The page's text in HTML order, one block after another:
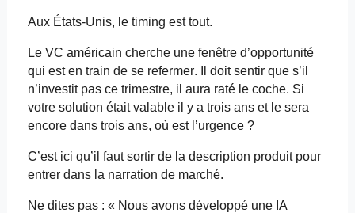
Aux États-Unis, le timing est tout.
Le VC américain cherche une fenêtre d’opportunité
qui est en train de se refermer. Il doit sentir que s’il
n’investit pas ce trimestre, il aura raté le coche. Si
votre solution était valable il y a trois ans et le sera
encore dans trois ans, où est l’urgence ?
C’est ici qu’il faut sortir de la description produit pour
entrer dans la narration de marché.
Ne dites pas : « Nous avons développé une IA